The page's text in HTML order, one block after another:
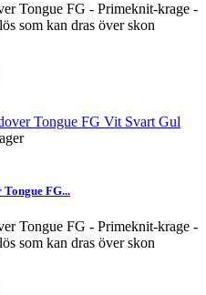
Tongue FG - Primeknit-krage -
som kan dras över skon
FG...
Tongue FG - Primeknit-krage -
som kan dras över skon